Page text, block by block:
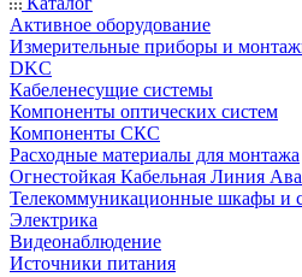
Активное оборудование
Измерительные приборы и
DKC
Кабеленесущие системы
Компоненты оптических систем
Компоненты СКС
Расходные материалы для монтажа
Огнестойкая Кабельная Линия
Телекоммуникационные шкафы и
Электрика
Видеонаблюдение
Источники питания